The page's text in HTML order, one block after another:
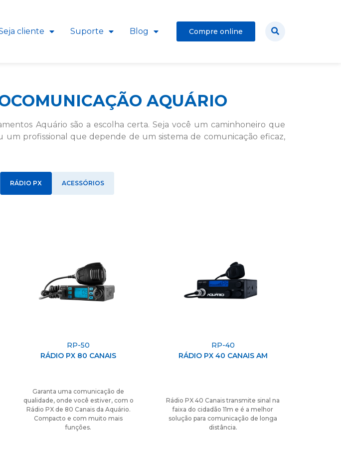
cliente Suporte Blog Compre online
AQUÁRIO
Aquário são a escolha certa. Seja você um caminhoneiro que
profissional que depende de um sistema de comunicação eficaz,
RÁDIO PX ACESSÓRIOS
RP-50
RÁDIO PX 80 CANAIS
Garanta uma comunicação de
qualidade, onde você estiver, com o
Rádio PX de 80 Canais da Aquário.
Compacto e com muito mais
funções.
RP-40
RÁDIO PX 40 CANAIS AM
Rádio PX 40 Canais transmite sinal na
faixa do cidadão 11m e é a melhor
solução para comunicação de longa
distância.